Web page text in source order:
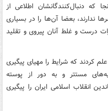
که دنبال‌کنندگانشان اطلاعی از
ندارند، بعضا آن‌ها را در بسیاری
درست و غلط آنان پیروی و تقلید
کردند که شرایط را مهیای پیگیری
مستتر و به دور از پوسته
انقلاب اسلامی ایران را پیگیری